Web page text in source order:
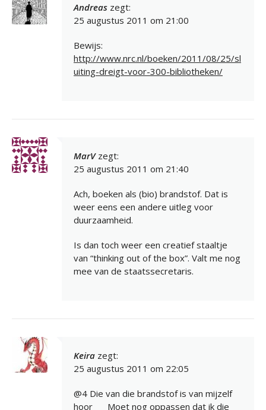
Andreas zegt:
25 augustus 2011 om 21:00
Bewijs:
http://www.nrc.nl/boeken/2011/08/25/sl
uiting-dreigt-voor-300-bibliotheken/
MarV zegt:
25 augustus 2011 om 21:40
Ach, boeken als (bio) brandstof. Dat is
weer eens een andere uitleg voor
duurzaamheid.
Is dan toch weer een creatief staaltje
van “thinking out of the box”. Valt me nog
mee van de staatssecretaris.
Keira zegt:
25 augustus 2011 om 22:05
@4 Die van die brandstof is van mijzelf
hoor
Moet nog oppassen dat ik die